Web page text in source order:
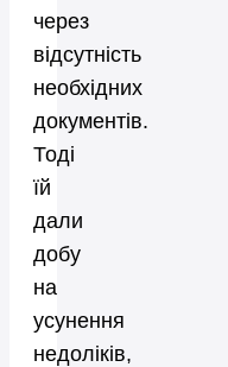
через
відсутність
необхідних
документів.
Тоді
їй
дали
добу
на
усунення
недоліків,